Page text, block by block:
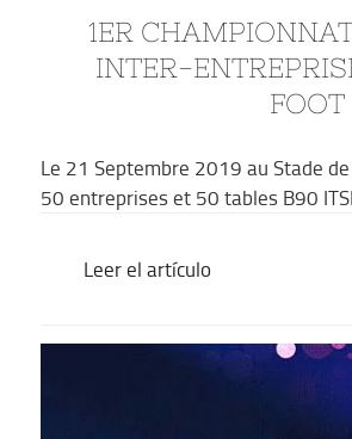
1ER
INTER-
FOOT
Le 21 Septembre 2019 au Stade
50 entreprises et 50 tables B90
Leer el artículo